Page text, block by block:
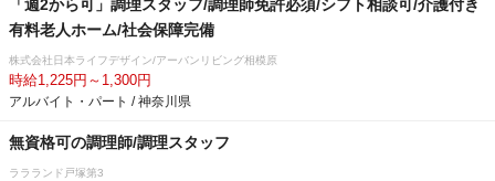
「週2から可」調理スタッフ/調理師免許必須/シフト相談可/介護付き
有料老人ホーム/社会保障完備
株式会社日本ライフデザイン/アーバンリビング相模原
時給1,225円～1,300円
アルバイト・パート / 神奈川県
無資格可の調理師/調理スタッフ
ララランド戸塚第3